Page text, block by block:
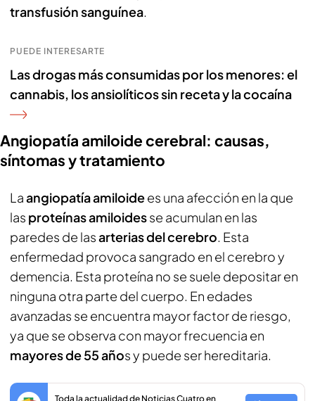
transfusión sanguínea.
PUEDE INTERESARTE
Las drogas más consumidas por los menores: el
cannabis, los ansiolíticos sin receta y la cocaína
Angiopatía amiloide cerebral: causas,
síntomas y tratamiento
Laangiopatía amiloidees una afección en la que
las proteínas amiloidesse acumulan en las
paredes de lasarterias del cerebro. Esta
enfermedad provoca sangrado en el cerebro y
demencia. Esta proteína no se suele depositar en
ninguna otra parte del cuerpo. En edades
avanzadas se encuentra mayor factor de riesgo,
ya que se observa con mayor frecuencia en
mayores de 55 años y puede ser hereditaria.
Toda la actualidad de Noticias Cuatro en